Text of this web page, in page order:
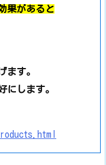
果があると
ます。
にします。